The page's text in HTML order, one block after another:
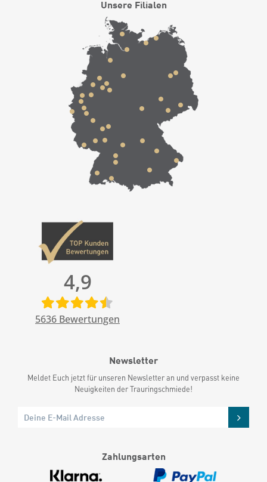
Unsere Filialen
4,9
5636 Bewertungen
Newsletter
Meldet Euch jetzt für unseren Newsletter an und verpasst keine
Neuigkeiten der Trauringschmiede!
Zahlungsarten